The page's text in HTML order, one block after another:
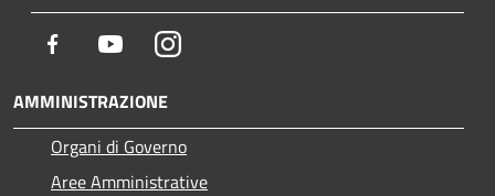
Facebook YoutubeInstagram
AMMINISTRAZIONE
Organi di Governo
Aree Amministrative